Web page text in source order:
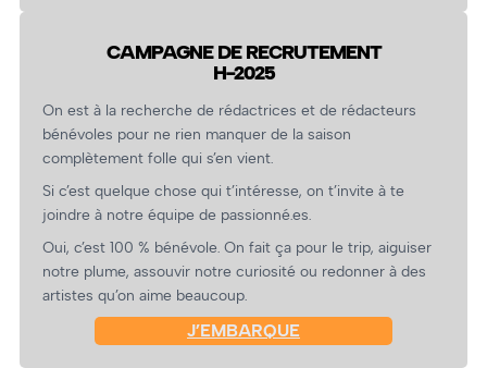
CAMPAGNE DE RECRUTEMENT
H-2025
On est à la recherche de rédactrices et de rédacteurs
bénévoles pour ne rien manquer de la saison
complètement folle qui s’en vient.
Si c’est quelque chose qui t’intéresse, on t’invite à te
joindre à notre équipe de passionné.es.
Oui, c’est 100 % bénévole. On fait ça pour le trip, aiguiser
notre plume, assouvir notre curiosité ou redonner à des
artistes qu’on aime beaucoup.
J’EMBARQUE